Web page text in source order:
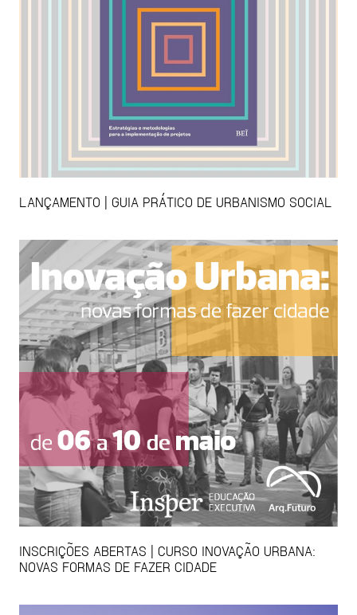
LANÇAMENTO | GUIA PRÁTICO DE URBANISMO SOCIAL
INSCRIÇÕES ABERTAS | CURSO INOVAÇÃO URBANA:
NOVAS FORMAS DE FAZER CIDADE